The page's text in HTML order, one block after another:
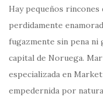
Hay pequeños rincones
perdidamente
fugazmente sin pena ni
capital de Noruega.
especializada en
empedernida por